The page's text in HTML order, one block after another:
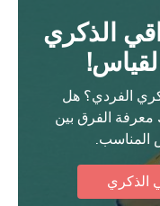
الذكري
الفردي؟ هل
معرفة الفرق بين
المناسب.
الذكري